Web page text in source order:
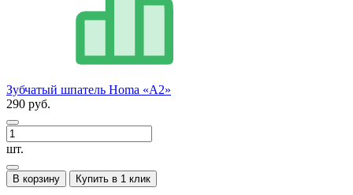
Зубчатый шпатель Homa «А2»
290 руб.
шт.
В корзину Купить в 1 клик